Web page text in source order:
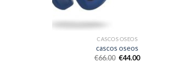
CASCOS OSEOS
cascos oseos
€66.00 €44.00